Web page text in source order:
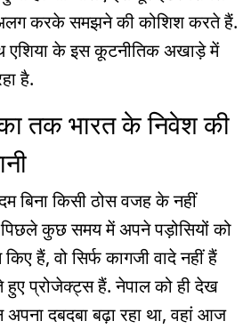
करके समझने की कोशिश करते हैं.
के इस कूटनीतिक अखाड़े में
है.
तक भारत के निवेश की
बिना किसी ठोस वजह के नहीं
पिछले कुछ समय में अपने पड़ोसियों को
हैं, वो सिर्फ कागजी वादे नहीं हैं
हुए प्रोजेक्ट्स हैं. नेपाल को ही देख
दबदबा बढ़ा रहा था, वहां आज